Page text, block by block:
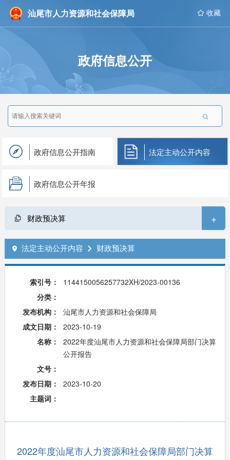
汕尾市人力资源和社会保障局  收藏
政府信息公开

政府信息公开指南 法定主动公开内容
政府信息公开年报
财政预决算 +
 法定主动公开内容  财政预决算
索引号：
1144150056257732XH/2023-00136
分类：
发布机构：
汕尾市人力资源和社会保障局
成文日期：
2023-10-19
名称：
2022年度汕尾市人力资源和社会保障局部门决算
公开报告
文号：
发布日期：
2023-10-20
主题词：
2022年度汕尾市人力资源和社会保障局部门决算